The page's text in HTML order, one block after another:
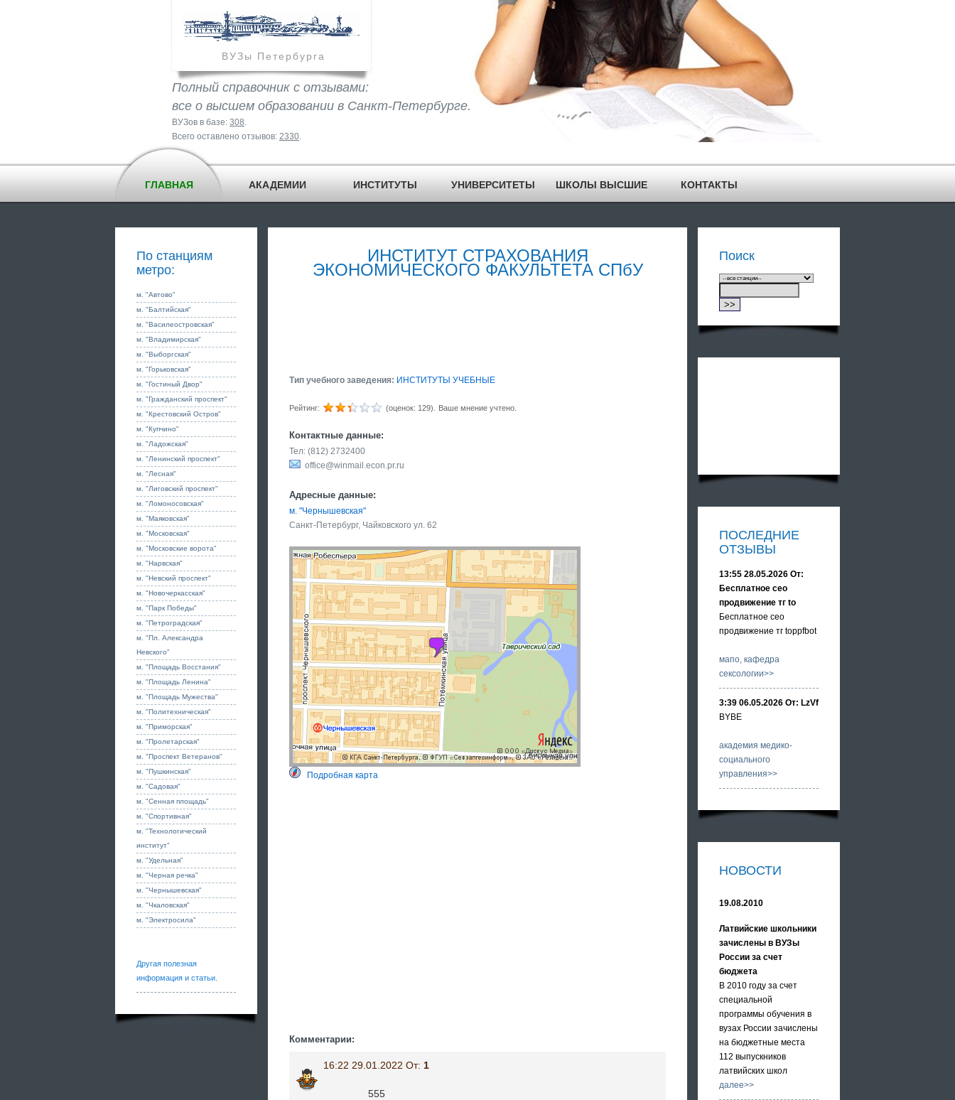
ВУЗы Петербурга
Полный справочник с отзывами:
все о высшем образовании в Санкт-Петербурге.
ВУЗов в базе: 308.
Всего оставлено отзывов: 2330.
ГЛАВНАЯ АКАДЕМИИ ИНСТИТУТЫ УНИВЕРСИТЕТЫ ШКОЛЫ ВЫСШИЕ КОНТАКТЫ
По станциям
метро:
м. "Автово"
м. "Балтийская"
м. "Василеостровская"
м. "Владимирская"
м. "Выборгская"
м. "Горьковская"
м. "Гостиный Двор"
м. "Гражданский проспект"
м. "Крестовский Остров"
м. "Купчино"
м. "Ладожская"
м. "Ленинский проспект"
м. "Лесная"
м. "Лиговский проспект"
м. "Ломоносовская"
м. "Маяковская"
м. "Московская"
м. "Московские ворота"
м. "Нарвская"
м. "Невский проспект"
м. "Новочеркасская"
м. "Парк Победы"
м. "Петроградская"
м. "Пл. Александра
Невского"
м. "Площадь Восстания"
м. "Площадь Ленина"
м. "Площадь Мужества"
м. "Политехническая"
м. "Приморская"
м. "Пролетарская"
м. "Проспект Ветеранов"
м. "Пушкинская"
м. "Садовая"
м. "Сенная площадь"
м. "Спортивная"
м. "Технологический
институт"
м. "Удельная"
м. "Черная речка"
м. "Чернышевская"
м. "Чкаловская"
м. "Электросила"
Другая полезная
информация и статьи.
ИНСТИТУТ СТРАХОВАНИЯ
ЭКОНОМИЧЕСКОГО ФАКУЛЬТЕТА СПбУ
Тип учебного заведения: ИНСТИТУТЫ УЧЕБНЫЕ
Рейтинг: (оценок: 129). Ваше мнение учтено.
Контактные данные:
Тел: (812) 2732400
office@winmail.econ.pr.ru
Адресные данные:
м. "Чернышевская"
Санкт-Петербург, Чайковского ул. 62
Подробная карта
Комментарии:
16:22 29.01.2022 От: 1
555
Поиск
ПОСЛЕДНИЕ
ОТЗЫВЫ
13:55 28.05.2026 От:
Бесплатное сео
продвижение тг to
Бесплатное сео
продвижение тг toppfbot
мапо, кафедра
сексологии>>
3:39 06.05.2026 От: LzVf
BYBE
академия медико-
социального
управления>>
НОВОСТИ
19.08.2010
Латвийские школьники
зачислены в ВУЗы
России за счет
бюджета
В 2010 году за счет
специальной
программы обучения в
вузах России зачислены
на бюджетные места
112 выпускников
латвийских школ
далее>>